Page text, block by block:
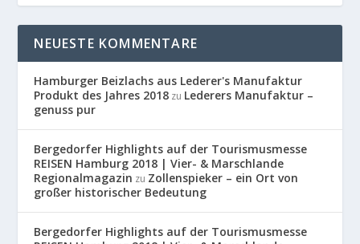
NEUESTE KOMMENTARE
Hamburger Beizlachs aus Lederer's Manufaktur
Produkt des Jahres 2018 zu Lederers Manufaktur –
genuss pur
Bergedorfer Highlights auf der Tourismusmesse
REISEN Hamburg 2018 | Vier- & Marschlande
Regionalmagazin zu Zollenspieker – ein Ort von
großer historischer Bedeutung
Bergedorfer Highlights auf der Tourismusmesse